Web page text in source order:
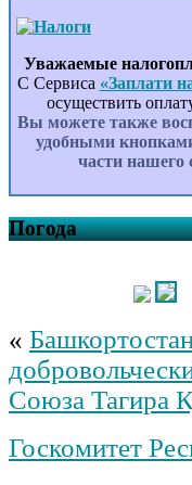
Уважаемые
С Сервиса «Заплати
осуществить
Вы можете также
удобными
части нашего
Погода
«
Союза Тагира
Госкомитет